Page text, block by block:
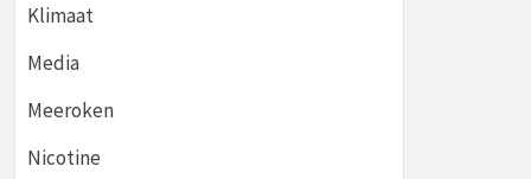
Klimaat
Media
Meeroken
Nicotine